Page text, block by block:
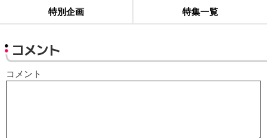
特別企画 特集一覧
コメント
コメント